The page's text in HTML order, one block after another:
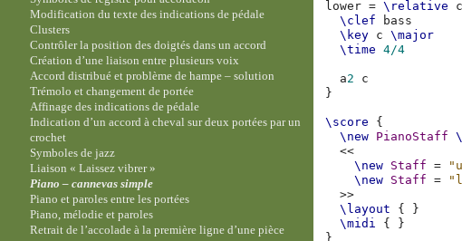
lower = \relative c
\clef
bass
\key c
\major
\time
4/4
a2
c
}
\score
{
\new PianoStaff
<<
\new Staff =
\new Staff =
>>
\layout
{
}
\midi
{
}
}
Modification du texte des indications de pédale
Clusters
Contrôler la position des doigtés dans un accord
Création d’une liaison entre plusieurs voix
Accord distribué et problème de hampe – solution
Trémolo et changement de portée
Affinage des indications de pédale
Indication d’un accord à cheval sur deux portées par un
crochet
Symboles de jazz
Liaison « Laissez vibrer »
Piano – cannevas simple
Piano et paroles entre les portées
Piano, mélodie et paroles
Retrait de l’accolade à la première ligne d’une pièce